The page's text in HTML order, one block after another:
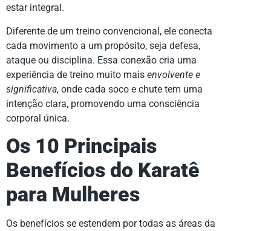
estar integral.
Diferente de um treino convencional, ele conecta
cada movimento a um propósito, seja defesa,
ataque ou disciplina. Essa conexão cria uma
experiência de treino muito mais envolvente e
significativa, onde cada soco e chute tem uma
intenção clara, promovendo uma consciência
corporal única.
Os 10 Principais
Benefícios do Karatê
para Mulheres
Os benefícios se estendem por todas as áreas da